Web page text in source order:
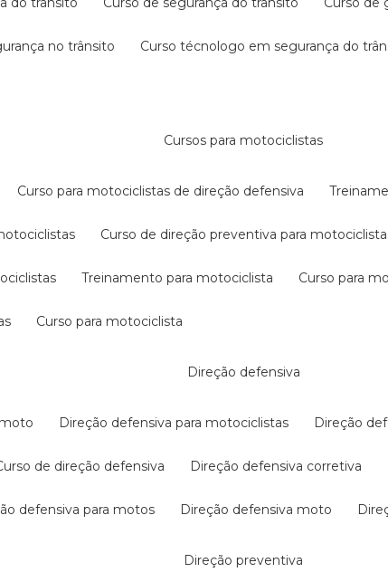
no trânsito curso técnologo em segurança do
cursos para motociclistas
curso para motociclistas de direção defensiva
curso de direção preventiva para
treinamento para motociclista curso para
curso para motociclista
direção defensiva
direção defensiva para motociclistas direção
curso de direção defensiva direção defensiva corretiva
defensiva para motos direção defensiva moto
direção preventiva